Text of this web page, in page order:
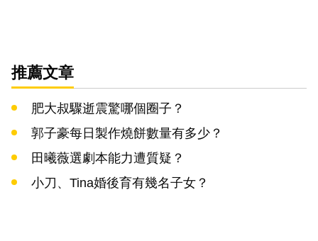
推薦文章
肥大叔驟逝震驚哪個圈子？
郭子豪每日製作燒餅數量有多少？
田曦薇選劇本能力遭質疑？
小刀、Tina婚後育有幾名子女？